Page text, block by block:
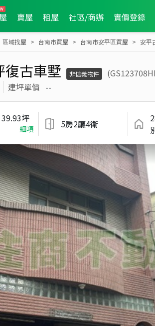
賣屋 租屋 社區/商辦 實價登錄
區域找屋 台南市買屋 台南市安平區買屋 安平
復古車墅 非信義物件
建坪單價 --
39.93坪
細項 5房2廳4衛